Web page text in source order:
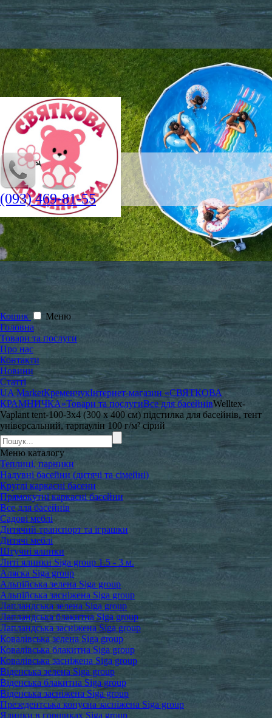
(093) 469-81-55
Кошик
Меню
Головна
Товари та послуги
Про нас
Контакти
Новини
Статті
UA MarketКременчукІнтернет-магазин «СВЯТКОВА
КРАМНИЧКА»Товари та послугиВсе для басейнівWelltex-
Vaplant tent-100-3x4 (300 x 400 см) підстилка для басейнів, тент
універсальний, тарпаулін 100 г/м² сірий
Меню каталогу
Теплиці, парники
Надувні басейни (дитячі та сімейні)
Круглі каркасні басени
Прямокутні каркасні басейни
Все для басейнів
Садові меблі
Дитячий транспорт та іграшки
Дитячі меблі
Штучні ялинки
Литі ялинки Siga group 1.5 - 3 м.
Аляска Siga group
Альпійська зелена Siga group
Альпійська засніжена Siga group
Лапландська зелена Siga group
Лапландська блакитна Siga group
Лапландська засніжена Siga group
Ковалівська зелена Siga group
Ковалівська блакитна Siga group
Ковалівська засніжена Siga group
Віденська зелена Siga group
Віденська блакитна Siga group
Віденська засніжена Siga group
Презедентська конусна засніжена Siga group
Ялинки в горщиках Siga group